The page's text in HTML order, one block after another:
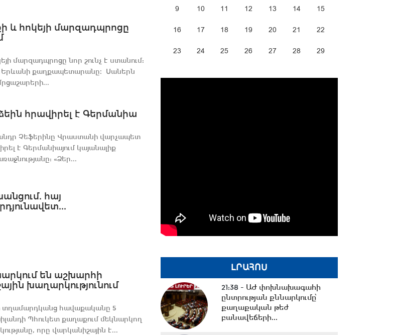
և հոկեյի մարզադպրոցը
մարզադպրոցը նոր շունչ է ստանում:
Երևանի քաղքապետարանը։ Սաներն
հրավիրել է Գերմանիա
Չեֆերինը Վրաստանի վարչապետ
է Գերմանիայում կայանալիք
«Ձեր...
հայ
են աշխարհի
խաղարկությունում
հավաքականը 5
Պհուկետ քաղաքում մեկնարկող
որը վարկանիշային է...
9 10 11 12 13 14 15
16 17 18 19 20 21 22
23 24 25 26 27 28 29
ԼՐԱՀՈՍ
21:38 - ԱԺ փոխնախագահի
ընտրության քննարկումը՝
քաղաքական թեժ
բանավեճերի...